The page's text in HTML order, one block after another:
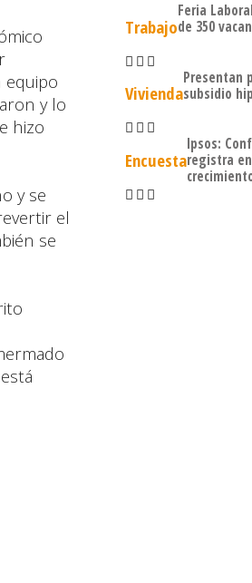
equipo
y lo
hizo
y se
el
se
Trabajo
Feria
de 350
Vivienda
Presentan
subsidio
Encuesta
Ipsos:
registra